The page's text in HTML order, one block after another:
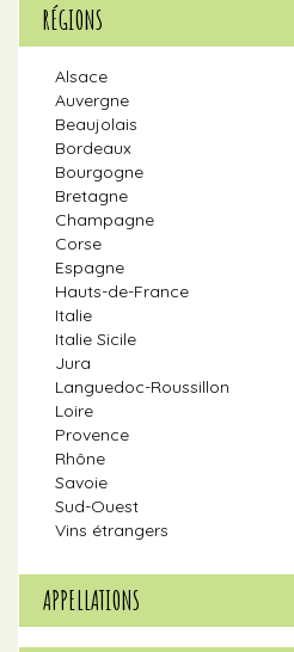
RÉGIONS
Alsace
Auvergne
Beaujolais
Bordeaux
Bourgogne
Bretagne
Champagne
Corse
Espagne
Hauts-de-France
Italie
Italie Sicile
Jura
Languedoc-Roussillon
Loire
Provence
Rhône
Savoie
Sud-Ouest
Vins étrangers
APPELLATIONS